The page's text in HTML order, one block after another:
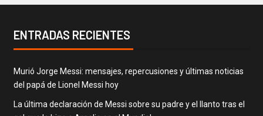
ENTRADAS RECIENTES
Murió Jorge Messi: mensajes, repercusiones y últimas noticias
del papá de Lionel Messi hoy
La última declaración de Messi sobre su padre y el llanto tras el